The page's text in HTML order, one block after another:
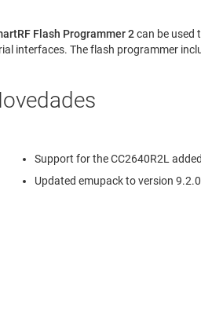
Flash Programmer 2can be used
interfaces. The flash programmer
Support for the CC2640R2L
Updated emupack to version